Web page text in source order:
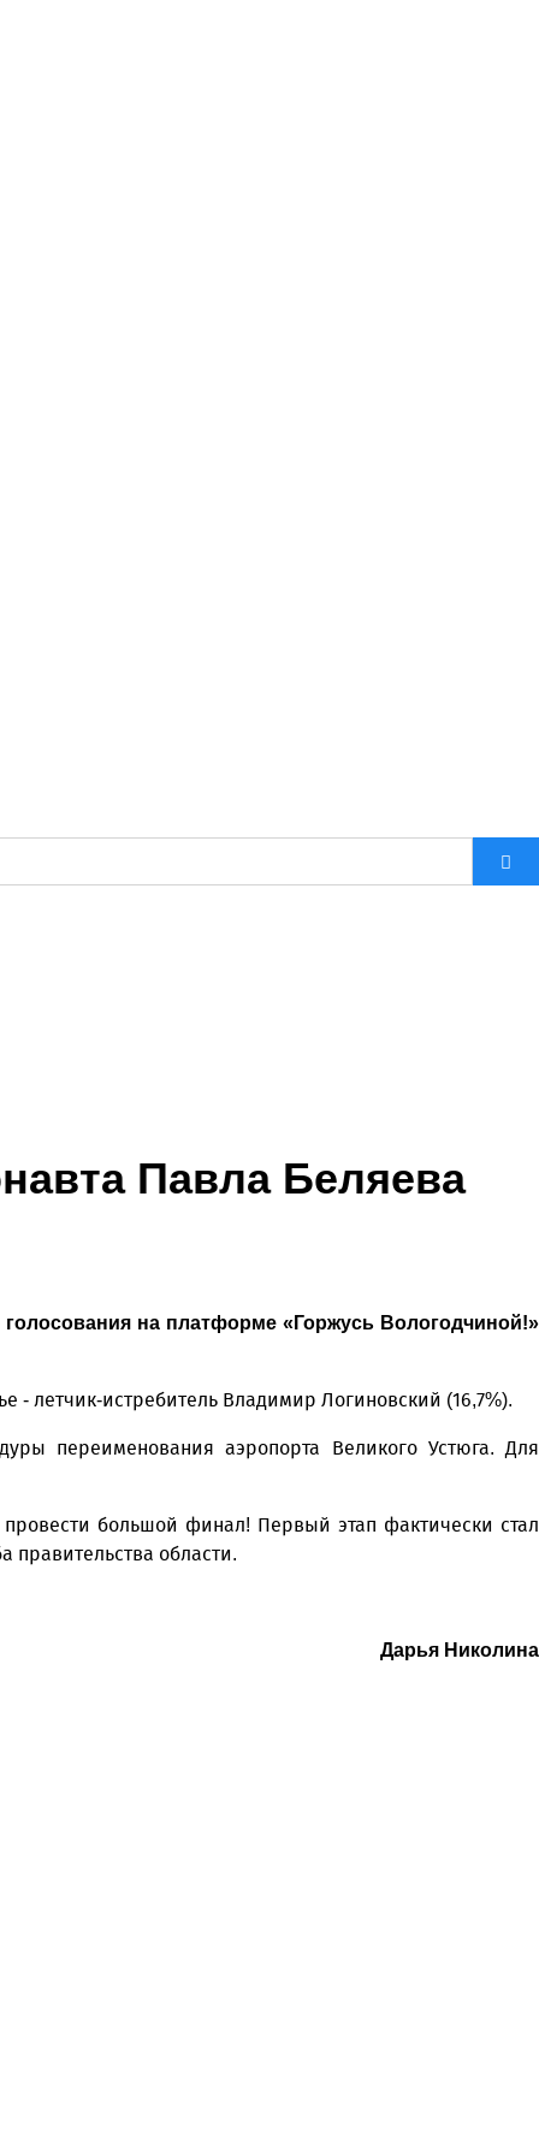
Павла Беляева
на платформе «Горжусь Вологодчиной!»
- летчик-истребитель Владимир Логиновский (16,7%).
переименования аэропорта Великого Устюга. Для
большой финал! Первый этап фактически стал
области.
Дарья Николина